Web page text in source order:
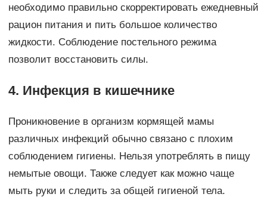
необходимо правильно скорректировать ежедневный
рацион питания и пить большое количество
жидкости. Соблюдение постельного режима
позволит восстановить силы.
4. Инфекция в кишечнике
Проникновение в организм кормящей мамы
различных инфекций обычно связано с плохим
соблюдением гигиены. Нельзя употреблять в пищу
немытые овощи. Также следует как можно чаще
мыть руки и следить за общей гигиеной тела.